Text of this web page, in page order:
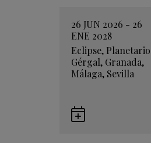
26 JUN 2026 - 26
ENE 2028
Eclipse, Planetario
Gérgal, Granada,
Málaga, Sevilla